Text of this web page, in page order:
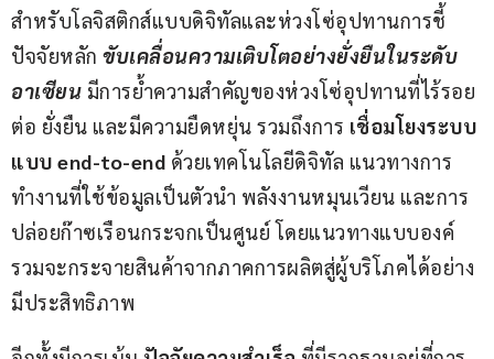
สำหรับโลจิสติกส์แบบดิจิทัลและห่วงโซ่อุปทานการชี้
ปัจจัยหลัก ขับเคลื่อนความเติบโตอย่างยั่งยืนในระดับ
อาเซียน มีการย้ำความสำคัญของห่วงโซ่อุปทานที่ไร้รอย
ต่อ ยั่งยืน และมีความยืดหยุ่น รวมถึงการ เชื่อมโยงระบบ
แบบ end-to-end ด้วยเทคโนโลยีดิจิทัล แนวทางการ
ทำงานที่ใช้ข้อมูลเป็นตัวนำ พลังงานหมุนเวียน และการ
ปล่อยก๊าซเรือนกระจกเป็นศูนย์ โดยแนวทางแบบองค์
รวมจะกระจายสินค้าจากภาคการผลิตสู่ผู้บริโภคได้อย่าง
มีประสิทธิภาพ